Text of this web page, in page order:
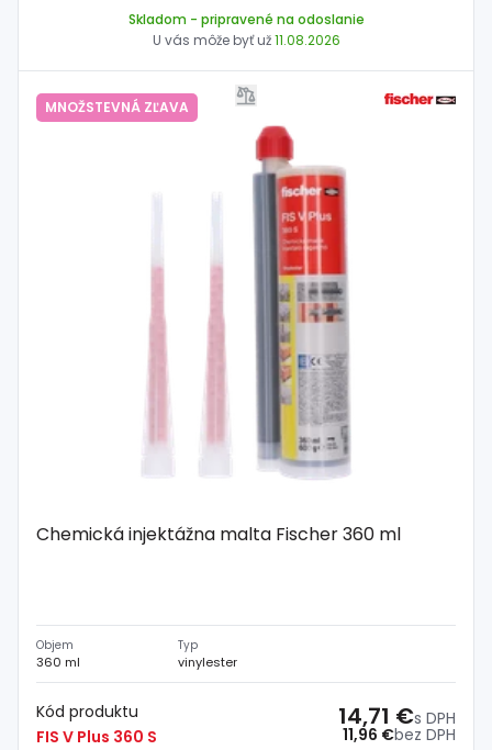
Skladom - pripravené na odoslanie
U vás môže byť už11.08.2026
MNOŽSTEVNÁ ZĽAVA
Chemická injektážna malta Fischer 360 ml
Objem
360 ml
Typ
vinylester
Kód produktu
FIS V Plus 360 S
11,96 €bez DPH
14,71 €s DPH